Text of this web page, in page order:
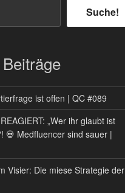
Suche!
ist offen | QC #089
„Wer ihr glaubt ist
💀 Medfluencer sind sauer |
Visier: Die miese Strategie der